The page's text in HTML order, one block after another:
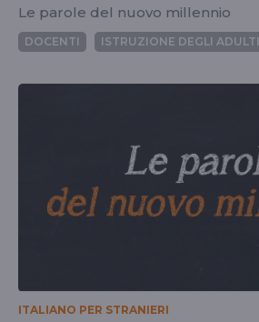
Le parole del nuovo millennio
DOCENTI ISTRUZIONE DEGLI ADULTI
ITALIANO PER STRANIERI